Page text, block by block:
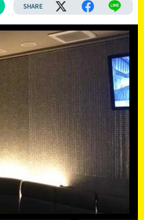
SHARE